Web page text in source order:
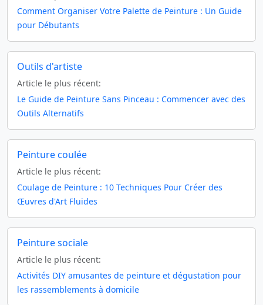
Comment Organiser Votre Palette de Peinture : Un Guide
pour Débutants
Outils d'artiste
Article le plus récent:
Le Guide de Peinture Sans Pinceau : Commencer avec des
Outils Alternatifs
Peinture coulée
Article le plus récent:
Coulage de Peinture : 10 Techniques Pour Créer des
Œuvres d'Art Fluides
Peinture sociale
Article le plus récent:
Activités DIY amusantes de peinture et dégustation pour
les rassemblements à domicile